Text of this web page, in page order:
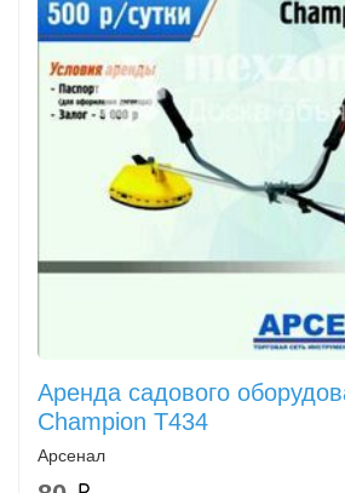
Аренда садового
Champion Т434
Арсенал